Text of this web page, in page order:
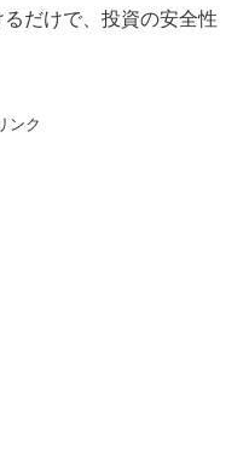
だけで、投資の安全性
ンク